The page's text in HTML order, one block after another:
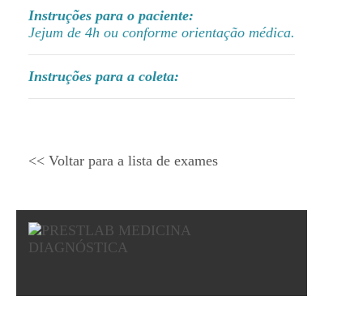
Instruções para o paciente:
Jejum de 4h ou conforme orientação médica.
Instruções para a coleta:
<< Voltar para a lista de exames